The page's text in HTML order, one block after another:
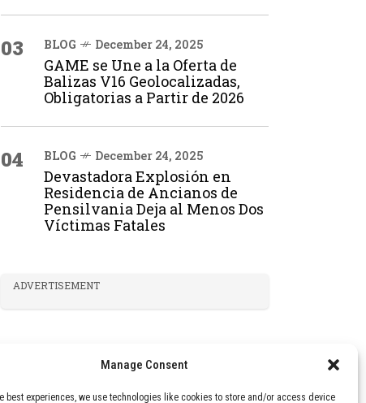
Manage Consent
best experiences, we use technologies like cookies to store and/or access device
03 BLOG December 24, 2025
GAME se Une a la Oferta de
Balizas V16 Geolocalizadas,
Obligatorias a Partir de 2026
04 BLOG December 24, 2025
Devastadora Explosión en
Residencia de Ancianos de
Pensilvania Deja al Menos Dos
Víctimas Fatales
ADVERTISEMENT